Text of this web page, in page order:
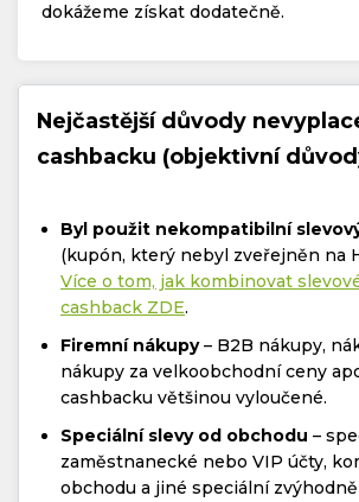
dokážeme získat dodatečně.
Nejčastější důvody
cashbacku (objektivní
Byl použit nekompatibilní
(kupón, který nebyl zveřejněn na
Více o tom, jak kombinovat
cashback ZDE.
Firemní nákupy– B2B nákupy,
nákupy za velkoobchodní ceny
cashbacku většinou vyloučené.
Speciální slevy od obchodu –
zaměstnanecké nebo VIP účty,
obchodu a jiné speciální